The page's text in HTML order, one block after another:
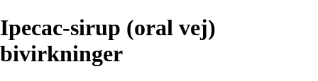
Ipecac-sirup (oral vej)
bivirkninger